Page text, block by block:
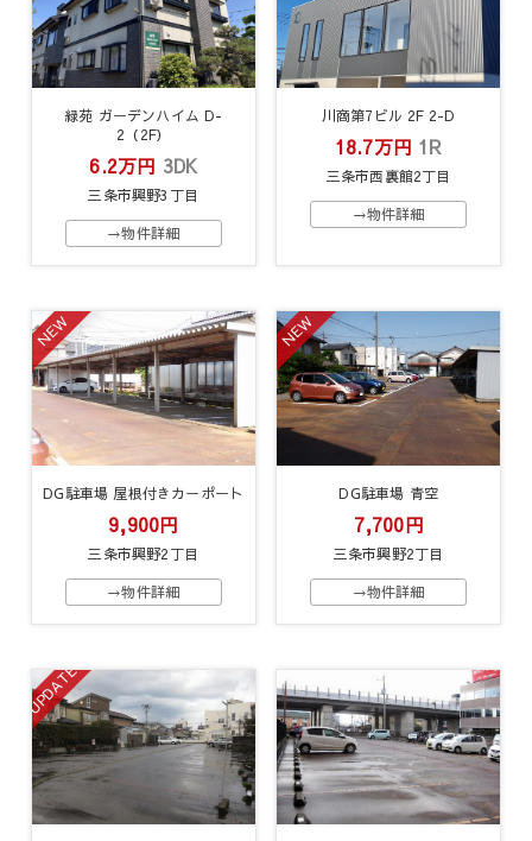
緑苑 ガーデンハイム D-
2（2F）
6.2万円 3DK
三条市興野3丁目
→物件詳細
川商第7ビル 2F 2-D
18.7万円 1R
三条市西裏館2丁目
→物件詳細
NEW
DG駐車場 屋根付きカーポート
9,900円
三条市興野2丁目
→物件詳細
NEW
DG駐車場 青空
7,700円
三条市興野2丁目
→物件詳細
UPDATE